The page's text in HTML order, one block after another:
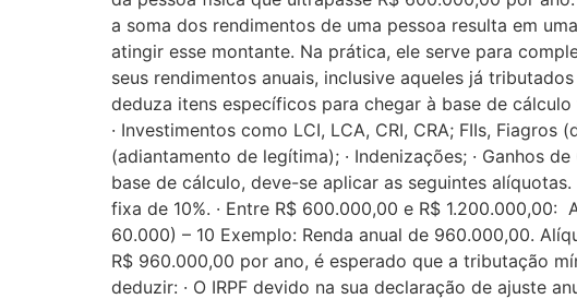
a soma dos rendimentos de uma pessoa resulta em
atingir esse montante. Na prática, ele serve para
seus rendimentos anuais, inclusive aqueles já
deduza itens específicos para chegar à base de
· Investimentos como LCI, LCA, CRI, CRA; FIIs,
(adiantamento de legítima); · Indenizações; · Ganhos
base de cálculo, deve-se aplicar as seguintes
fixa de 10%. · Entre R$ 600.000,00 e R$
60.000) – 10 Exemplo: Renda anual de 960.000,00.
R$ 960.000,00 por ano, é esperado que a tributação
deduzir: · O IRPF devido na sua declaração de ajuste